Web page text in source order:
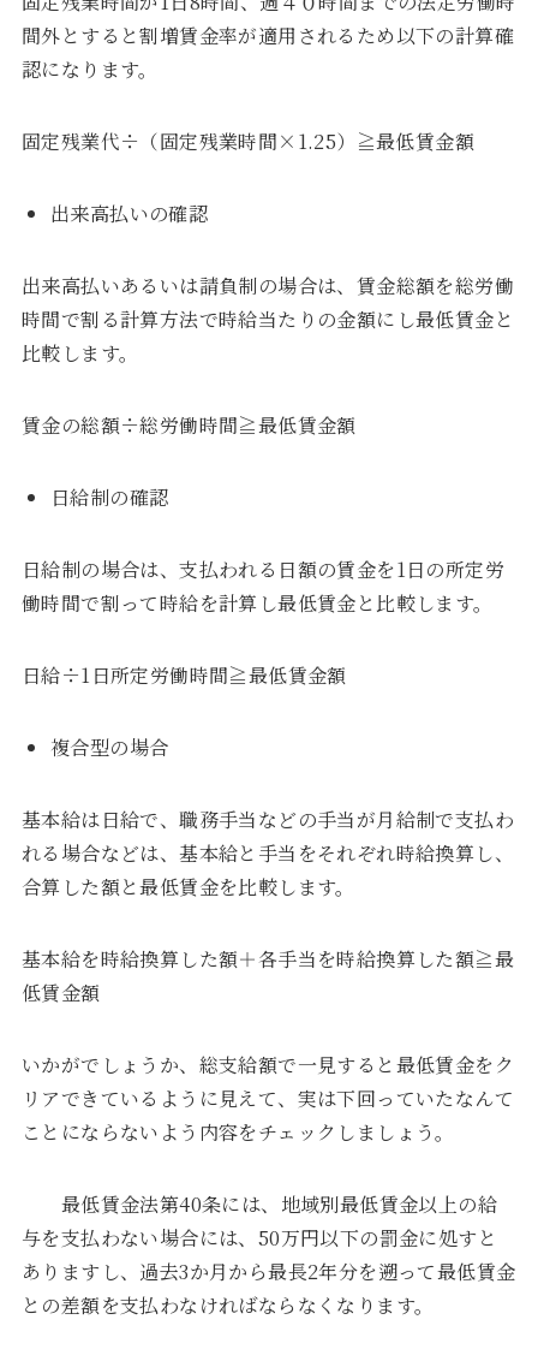
間外とすると割増賃金率が適用されるため以下の計算確
認になります。
固定残業代÷（固定残業時間×1.25）≧最低賃金額
出来高払いの確認
出来高払いあるいは請負制の場合は、賃金総額を総労働
時間で割る計算方法で時給当たりの金額にし最低賃金と
比較します。
賃金の総額÷総労働時間≧最低賃金額
日給制の確認
日給制の場合は、支払われる日額の賃金を1日の所定労
働時間で割って時給を計算し最低賃金と比較します。
日給÷1日所定労働時間≧最低賃金額
複合型の場合
基本給は日給で、職務手当などの手当が月給制で支払わ
れる場合などは、基本給と手当をそれぞれ時給換算し、
合算した額と最低賃金を比較します。
基本給を時給換算した額＋各手当を時給換算した額≧最
低賃金額
いかがでしょうか、総支給額で一見すると最低賃金をク
リアできているように見えて、実は下回っていたなんて
ことにならないよう内容をチェックしましょう。
最低賃金法第40条には、地域別最低賃金以上の給
与を支払わない場合には、50万円以下の罰金に処すと
ありますし、過去3か月から最長2年分を遡って最低賃金
との差額を支払わなければならなくなります。